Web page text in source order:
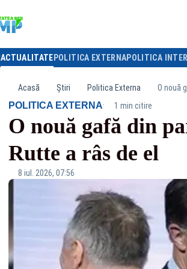
ACTUALITATE POLITICA EXTERNAPOLITICA
Acasă Știri Politica Externa O nouă
POLITICA EXTERNA· 1 min citire
O nouă gafă din
Rutte a râs de el
8 iul. 2026, 07:56